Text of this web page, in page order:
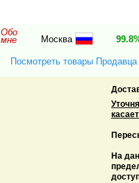
Обо
мне Москва
Посмотреть товары Продавца
На